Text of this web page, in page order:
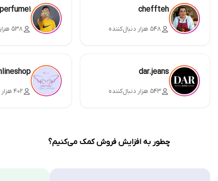
cheffteh
۵۴۸ هزار دنبال‌کننده ۵۳۸ هزار دنبال‌کننده
dar.jeans
۵۴۳ هزار دنبال‌کننده ۴۰۲ هزار دنبال‌کننده
چطور به افزایش فروش کمک می‌کنیم؟